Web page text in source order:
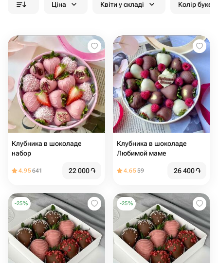
Ціна Квіти у складі Колір
Клубника в шоколаде
набор
4.95641 22 000֏
Клубника в шоколаде
Любимой маме
4.6559 26 400֏
-25% -25%